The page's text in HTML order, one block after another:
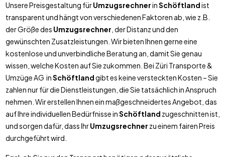
Unsere Preisgestaltung fürUmzugsrechnerinSchöftlandist
transparent und hängt von verschiedenen Faktoren ab, wie z.B.
der Größe des Umzugsrechner , der Distanz und den
gewünschten Zusatzleistungen. Wir bieten Ihnen gerne eine
kostenlose und unverbindliche Beratung an, damit Sie genau
wissen, welche Kosten auf Sie zukommen. Bei Züri Transporte &
Umzüge AG inSchöftlandgibt es keine versteckten Kosten – Sie
zahlen nur für die Dienstleistungen, die Sie tatsächlich in Anspruch
nehmen. Wir erstellen Ihnen ein maßgeschneidertes Angebot, das
auf Ihre individuellen Bedürfnisse inSchöftland zugeschnitten ist,
und sorgen dafür, dass IhrUmzugsrechner zu einem fairen Preis
durchgeführt wird.